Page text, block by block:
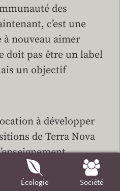
Écologie Société
des
c’est une
nouveau aimer
doit pas être un label
un objectif
à développer
de Terra Nova
dans les
nous pouvons dès à